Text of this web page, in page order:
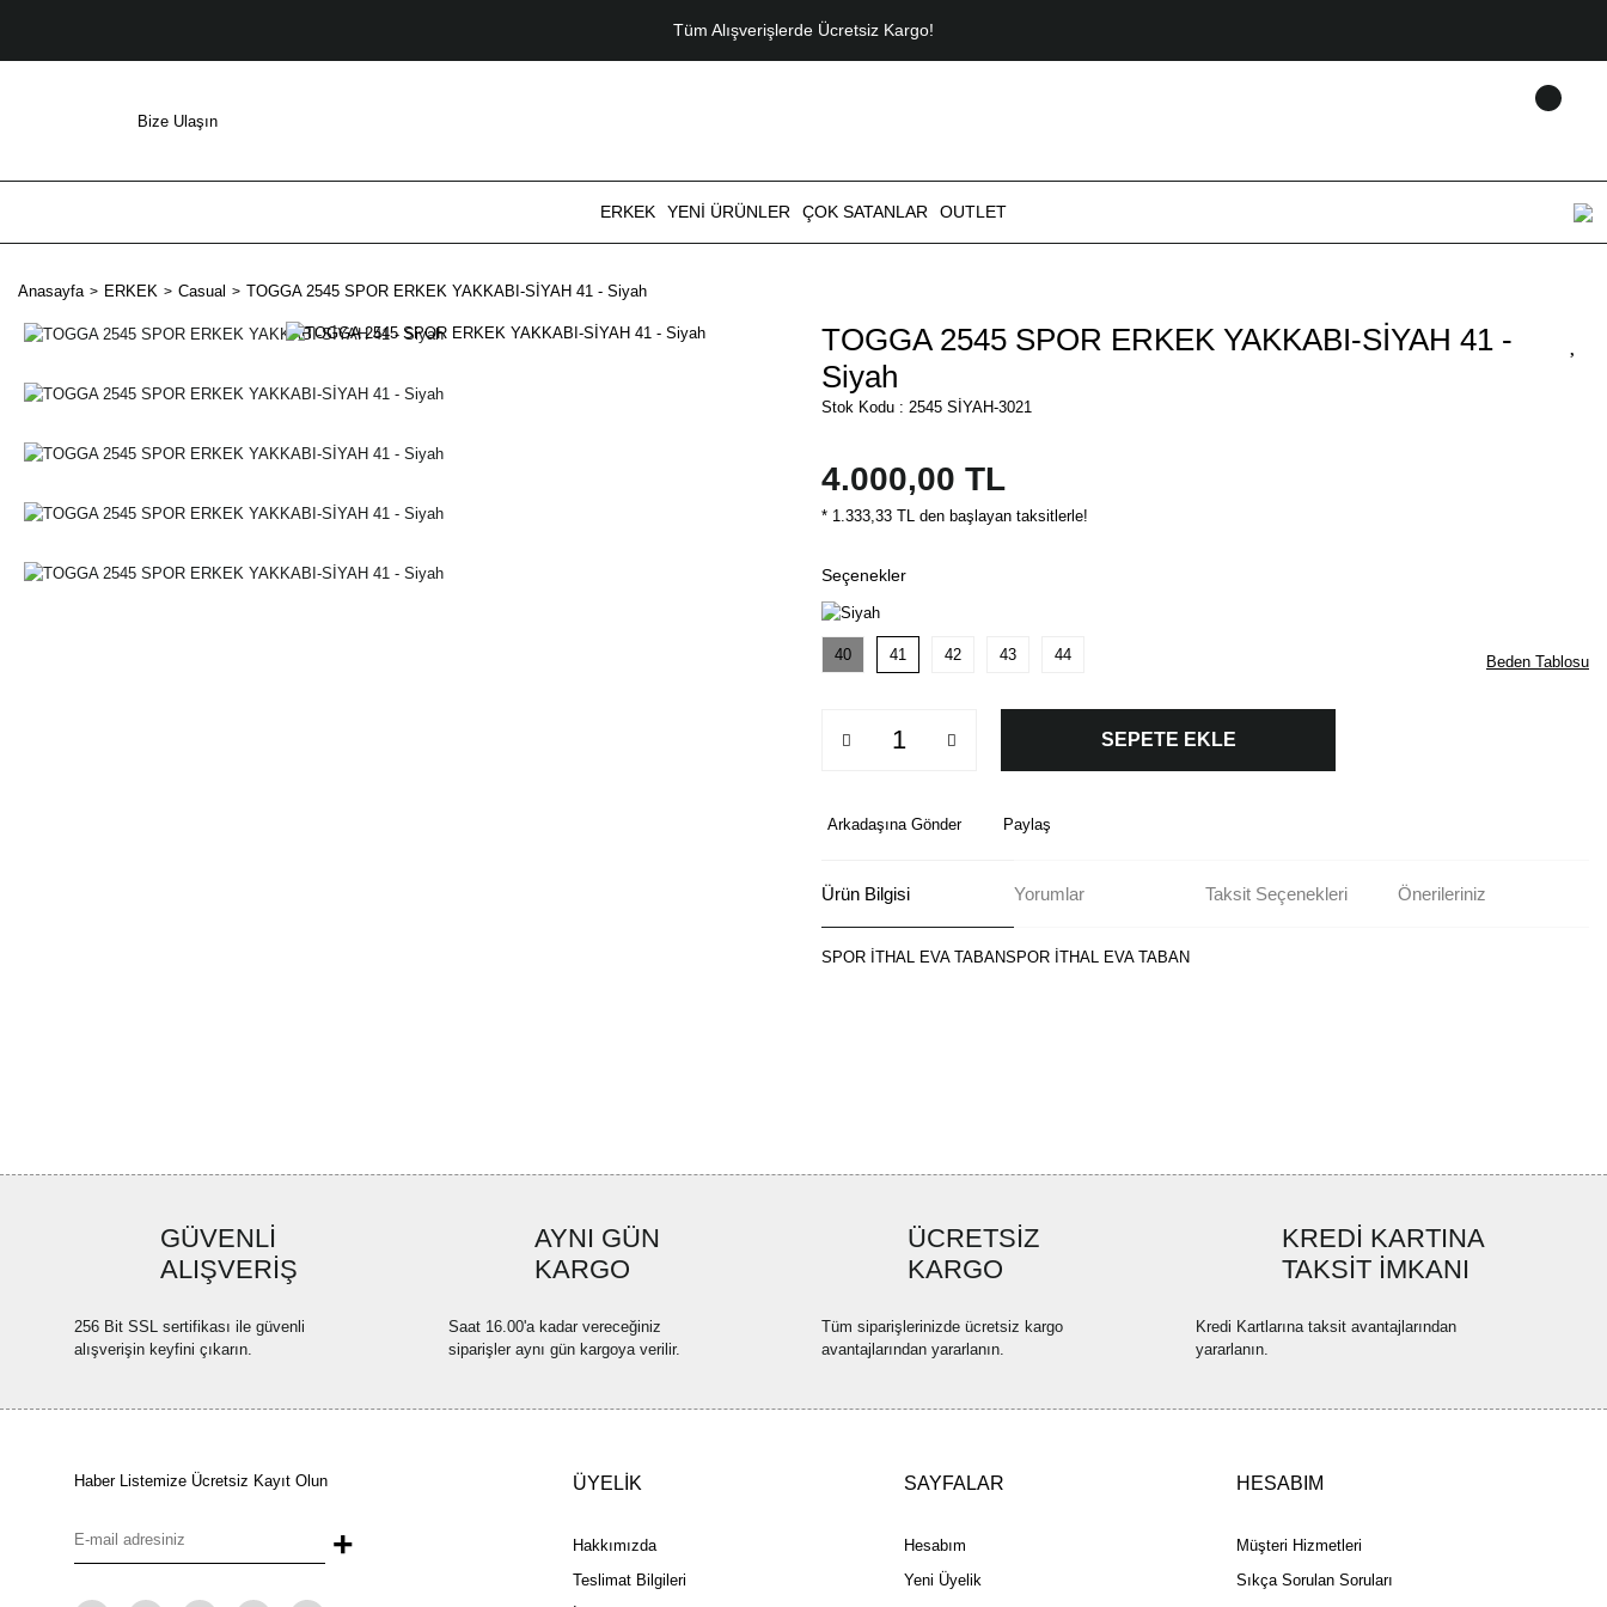
Tüm Alışverişlerde Ücretsiz Kargo!
Bize Ulaşın
ERKEK YENİ ÜRÜNLER ÇOK SATANLAR OUTLET
Anasayfa ERKEK Casual TOGGA 2545 SPOR ERKEK YAKKABI-SİYAH 41 - Siyah
TOGGA 2545 SPOR ERKEK YAKKABI-SİYAH 41 -
Siyah
Stok Kodu : 2545 SİYAH-3021
4.000,00 TL
* 1.333,33 TL den başlayan taksitlerle!
Seçenekler
40 41 42 43 44 Beden Tablosu
SEPETE EKLE
Arkadaşına Gönder Paylaş
Ürün Bilgisi Yorumlar Taksit Seçenekleri Önerileriniz
SPOR İTHAL EVA TABANSPOR İTHAL EVA TABAN
Ürün fiyatı diğer sitelerden daha pahalı.
Bu ürüne benzer farklı alternatifler olmalı.
GÜVENLİ
ALIŞVERİŞ
256 Bit SSL sertifikası ile güvenli
alışverişin keyfini çıkarın.
AYNI GÜN
KARGO
Saat 16.00'a kadar vereceğiniz
siparişler aynı gün kargoya verilir.
ÜCRETSİZ
KARGO
Tüm siparişlerinizde ücretsiz kargo
avantajlarından yararlanın.
KREDİ KARTINA
TAKSİT İMKANI
Kredi Kartlarına taksit avantajlarından
yararlanın.
Haber Listemize Ücretsiz Kayıt Olun
+
ÜYELİK
Hakkımızda
Teslimat Bilgileri
SAYFALAR
Hesabım
Yeni Üyelik
HESABIM
Müşteri Hizmetleri
Sıkça Sorulan Soruları